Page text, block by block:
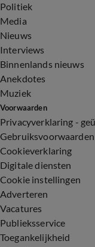
Politiek
Media
Nieuws
Interviews
Binnenlands nieuws
Anekdotes
Muziek
Voorwaarden
Privacyverklaring -
Gebruiksvoorwaarden
Cookieverklaring
Digitale diensten
Cookie instellingen
Adverteren
Vacatures
Publieksservice
Toegankelijkheid